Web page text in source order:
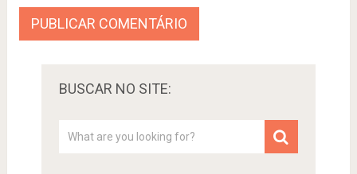
BUSCAR NO SITE: